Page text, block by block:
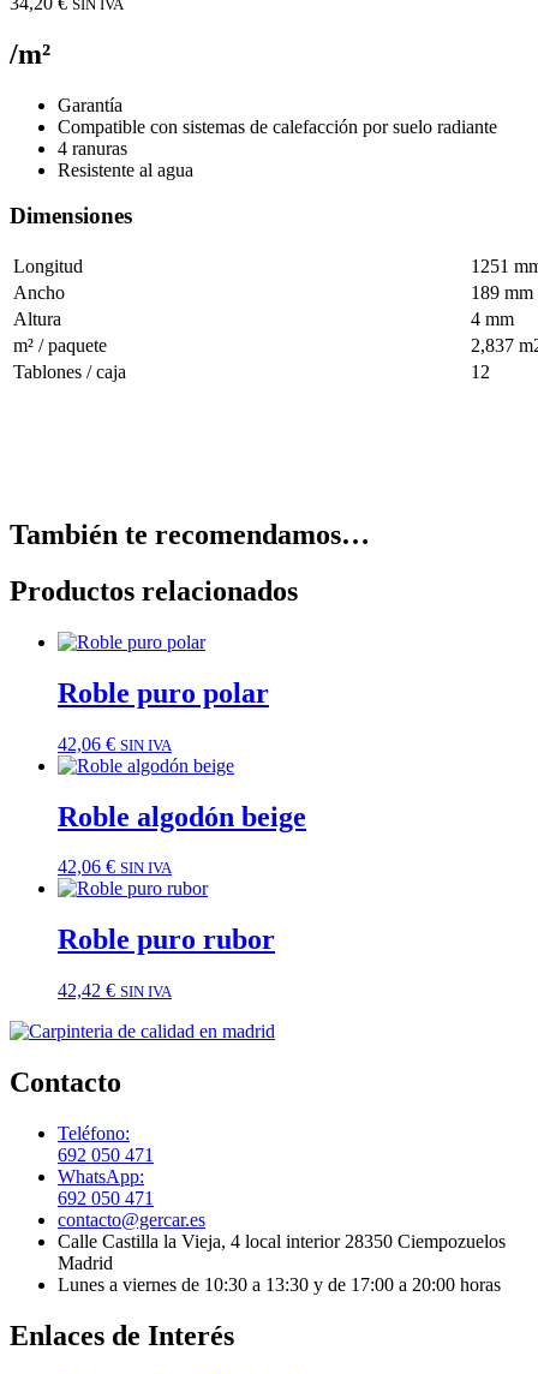
SIN IVA
/m²
Garantía
Compatible con sistemas de calefacción por suelo radiante
4 ranuras
Resistente al agua
Dimensiones
Longitud
1251
Ancho
189 mm
Altura
4 mm
m² / paquete
2,837
Tablones / caja
12
También te recomendamos…
Productos relacionados
Roble puro polar
42,06 € SIN IVA
Roble algodón beige
42,06 € SIN IVA
Roble puro rubor
42,42 € SIN IVA
Contacto
Teléfono:
692 050 471
WhatsApp:
692 050 471
contacto@gercar.es
Calle Castilla la Vieja, 4 local interior 28350 Ciempozuelos
Madrid
Lunes a viernes de 10:30 a 13:30 y de 17:00 a 20:00 horas
Enlaces de Interés